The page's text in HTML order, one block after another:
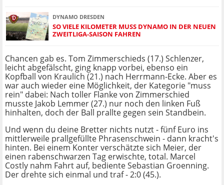
DYNAMO DRESDEN
SO VIELE KILOMETER MUSS DYNAMO IN DER NEUEN
ZWEITLIGA-SAISON FAHREN
Chancen gab es. Tom Zimmerschieds (17.) Schlenzer,
leicht abgefälscht, ging knapp vorbei, ebenso ein
Kopfball von Kraulich (21.) nach Herrmann-Ecke. Aber es
war auch wieder eine Möglichkeit, der Kategorie "muss
rein" dabei: Nach toller Flanke von Zimmerschied
musste Jakob Lemmer (27.) nur noch den linken Fuß
hinhalten, doch der Ball prallte gegen sein Standbein.
Und wenn du deine Bretter nichts nutzt - fünf Euro ins
mittlerweile prallgefüllte Phrasenschwein - dann kracht's
hinten. Bei einem Konter verschätzte sich Meier, der
einen rabenschwarzen Tag erwischte, total. Marcel
Costly nahm Fahrt auf, bediente Sebastian Groenning.
Der drehte sich einmal und traf - 2:0 (45.).